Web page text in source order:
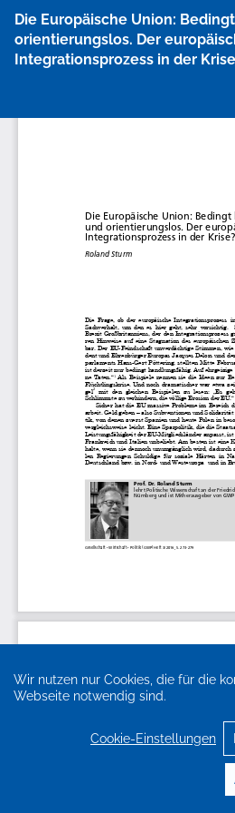
Wir nutzen nur Cookies, die für die
Webseite notwendig sind.
Cookie-Einstellungen
Artikeldetails
zurückkehren
Die Europäische Union:
orientierungslos. Der
Integrationsprozess in der